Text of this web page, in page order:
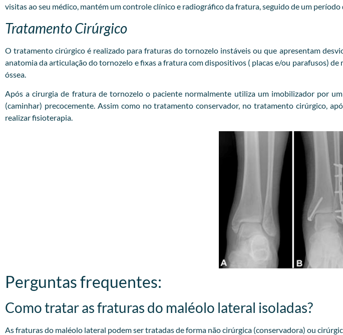
visitas ao seu médico, mantém um controle clínico e radiográfico da fratura, seguido de um
Tratamento Cirúrgico
O tratamento cirúrgico é realizado para fraturas do tornozelo instáveis ou que apresentam
anatomia da articulação do tornozelo e fixas a fratura com dispositivos ( placas e/ou parafusos)
óssea.
Após a cirurgia de fratura de tornozelo o paciente normalmente utiliza um imobilizador por
(caminhar) precocemente. Assim como no tratamento conservador, no tratamento cirúrgico,
realizar fisioterapia.
Perguntas frequentes:
Como tratar as fraturas do maléolo lateral isoladas?
As fraturas do maléolo lateral podem ser tratadas de forma não cirúrgica (conservadora) ou